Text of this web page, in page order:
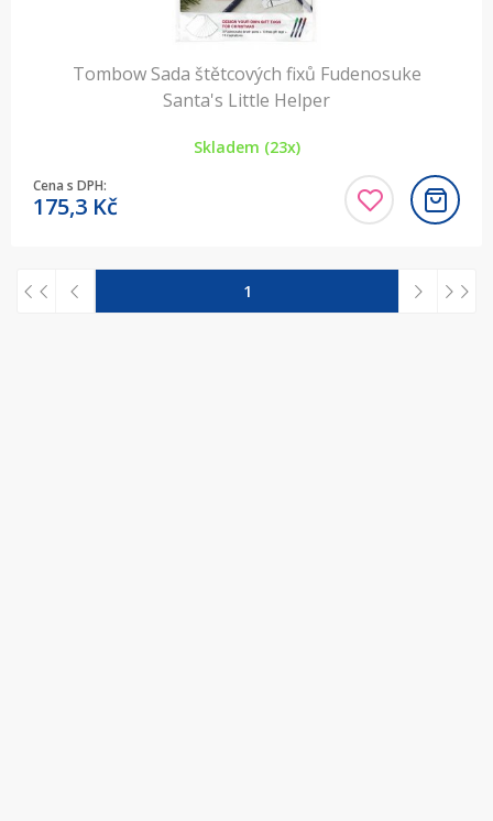
Tombow Sada štětcových fixů Fudenosuke
Santa's Little Helper
Skladem (23x)
Cena s DPH:
175,3 Kč
1